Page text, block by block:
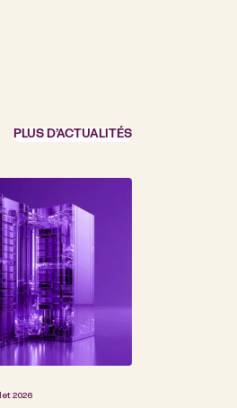
PLUS D’ACTUALITÉS
2026